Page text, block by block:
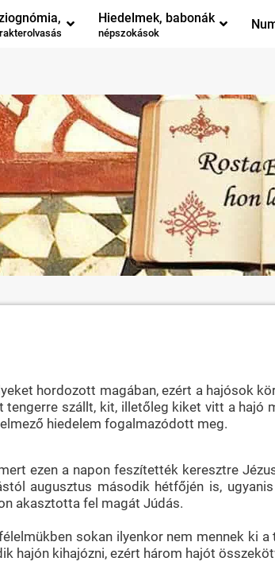
Hiedelmek, babonák
népszokások
hordozott magában, ezért a hajósok
szállt, kit, illetőleg kiket vitt a hajó
hiedelem fogalmazódott meg.
ezen a napon feszítették keresztre
augusztus második hétfőjén is,
akasztotta fel magát Júdás.
sokan ilyenkor nem mennek ki
hajón kihajózni, ezért három hajót